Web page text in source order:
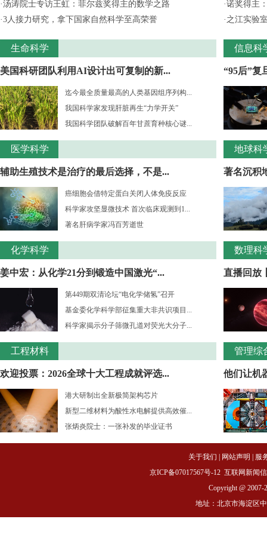
·汤涛院士专访王虹：菲尔兹奖得主的数学之路
·3人接力研究，拿下国家自然科学至高荣誉
生命科学
美国科研团队利用AI设计出可复制的新...
迄今最全质量最高的人类基因组序列构...
我国科学家发现肝脏再生“力学开关”
我国科学团队破解百年甘蔗育种核心谜...
医学科学
辅助生殖技术是治疗的最后选择，不是...
癌细胞会借特定蛋白关闭人体免疫反应
科学家攻坚显微技术 首次临床观测到1...
著名肝病学家冯百芳逝世
化学科学
姜中宏：从化学21分到锻造中国激光“...
第449期双清论坛“电化学储氢”召开
基金委化学科学部征集重大非共识项目...
科学家揭示分子筛微孔道对荧光大分子...
工程材料
欢迎投票：2026全球十大工程成就评选...
港大研制出全新极简架构芯片
新型二维材料为酸性水电解提供高效催...
张炳炎院士：一张补发的毕业证书
·诺奖得主
· 之江实验
信息科
“95后”复
地球科
著名沉积
数理科
直播回放
管理综
他们让机
关于我们 网站声明
服
京ICP备07017567号-12 互联网新闻
Copyright @ 2007-
地址：北京市海淀区